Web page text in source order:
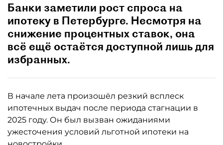
Банки заметили рост спроса на
ипотеку в Петербурге. Несмотря на
снижение процентных ставок, она
всё ещё остаётся доступной лишь для
избранных.
В начале лета произошёл резкий всплеск
ипотечных выдач после периода стагнации в
2025 году. Он был вызван ожиданиями
ужесточения условий льготной ипотеки на